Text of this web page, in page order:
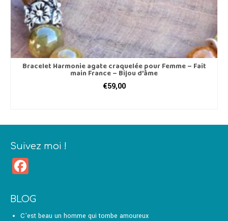
Bracelet Harmonie agate craquelée pour Femme – Fait
main France – Bijou d’âme
€59,00
produit
sur
Suivez moi !
BLOG
C’est beau un homme qui tombe amoureux